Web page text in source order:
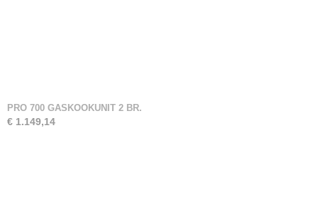
PRO 700 GASKOOKUNIT 2 BR.
€ 1.149,14